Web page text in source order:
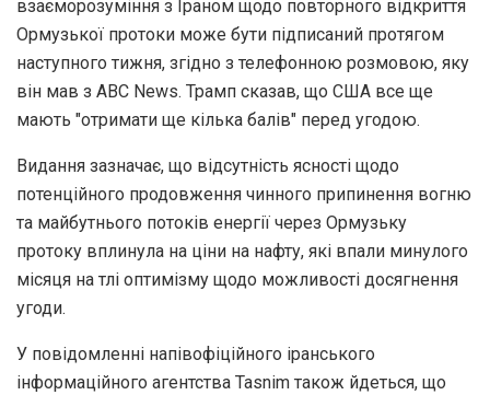
взаєморозуміння з Іраном щодо повторного відкриття
Ормузької протоки може бути підписаний протягом
наступного тижня, згідно з телефонною розмовою, яку
він мав з ABC News. Трамп сказав, що США все ще
мають "отримати ще кілька балів" перед угодою.
Видання зазначає, що відсутність ясності щодо
потенційного продовження чинного припинення вогню
та майбутнього потоків енергії через Ормузьку
протоку вплинула на ціни на нафту, які впали минулого
місяця на тлі оптимізму щодо можливості досягнення
угоди.
У повідомленні напівофіційного іранського
інформаційного агентства Tasnim також йдеться, що